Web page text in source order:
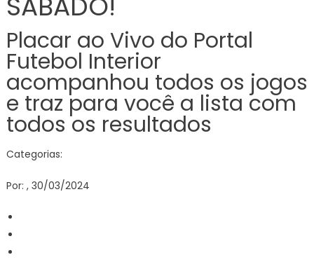
Placar ao Vivo do Portal
Futebol Interior
acompanhou todos os jogos
e traz para você a lista com
todos os resultados
Categorias:
Por: , 30/03/2024